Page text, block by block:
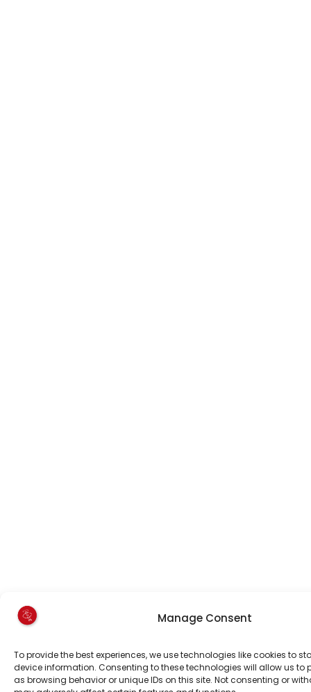
Manage Consent
To provide the best experiences, we use technologies like cookies to
device information. Consenting to these technologies will allow us to
as browsing behavior or unique IDs on this site. Not consenting or